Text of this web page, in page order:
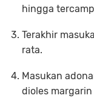
hingga
Terakhir
rata.
Masukan
dioles